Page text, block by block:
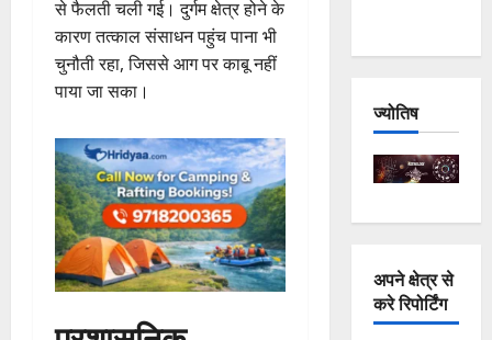
से फैलती चली गई। दुर्गम क्षेत्र होने के
कारण तत्काल संसाधन पहुंच पाना भी
चुनौती रहा, जिससे आग पर काबू नहीं
पाया जा सका।
ज्योतिष
अपने क्षेत्र से
करे रिपोर्टिंग